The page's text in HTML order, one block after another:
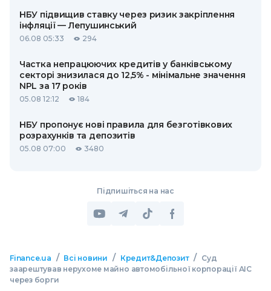
НБУ підвищив ставку через ризик закріплення
інфляції — Лепушинський
06.08 05:33 294
Частка непрацюючих кредитів у банківському
секторі знизилася до 12,5% - мінімальне значення
NPL за 17 років
05.08 12:12 184
НБУ пропонує нові правила для безготівкових
розрахунків та депозитів
05.08 07:00 3480
Підпишіться на нас
Finance.ua / Всі новини / Кредит&Депозит / Суд
заарештував нерухоме майно автомобільної корпорації АІС
через борги